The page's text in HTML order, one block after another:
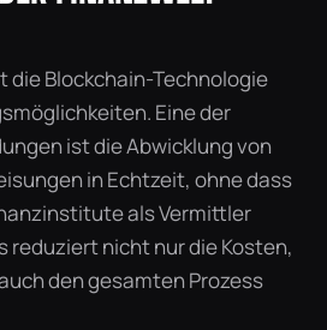
die Blockchain-Technologie
Eine der
ist die Abwicklung von
in Echtzeit, ohne dass
als Vermittler
reduziert nicht nur die Kosten,
den gesamten Prozess